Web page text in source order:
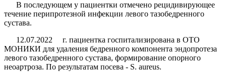
В последующем у пациентки отмечено рецидиви­рующее
течение перипротезной инфекции левого тазо­бедренного
сустава.
12.07.2022 г. пациентка госпитализирована в ОТО
МОНИКИ для удаления бедренного компонента эндо­протеза
левого тазобедренного сустава, формирование опорного
неоартроза. По результатам посева - S. aureus.